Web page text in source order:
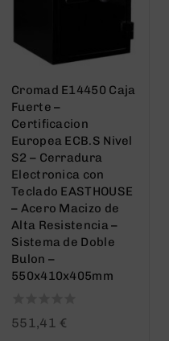
Cromad E14450 Caja
Fuerte –
Certificacion
Europea ECB.S Nivel
S2 – Cerradura
Electronica con
Teclado EASTHOUSE
– Acero Macizo de
Alta Resistencia –
Sistema de Doble
Bulon –
550x410x405mm
0
551,41 €